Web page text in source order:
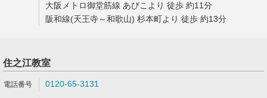
大阪メトロ御堂筋線 あびこより 徒歩 約11分
阪和線(天王寺～和歌山) 杉本町より 徒歩 約13分
住之江教室
0120-65-3131